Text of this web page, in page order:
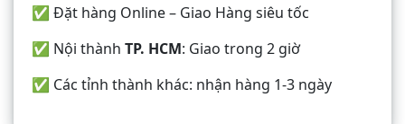
✅ Đặt hàng Online – Giao Hàng siêu tốc
✅ Nội thành TP. HCM: Giao trong 2 giờ
✅ Các tỉnh thành khác: nhận hàng 1-3 ngày